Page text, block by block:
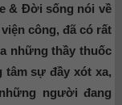
& Đời sống nói về
công, đã có rất
những thầy thuốc
tâm sự đầy xót xa,
người đang